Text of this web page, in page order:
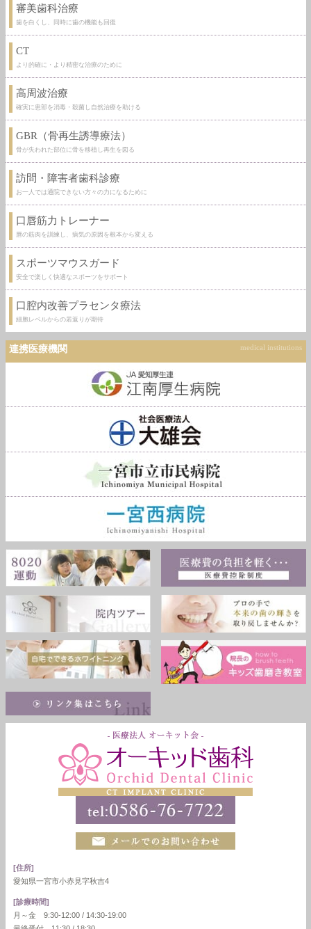
審美歯科治療
歯を白くし、同時に歯の機能も回復
CT
より的確に・より精密な治療のために
高周波治療
確実に患部を消毒・殺菌し自然治療を助ける
GBR（骨再生誘導療法）
骨が失われた部位に骨を移植し再生を図る
訪問・障害者歯科診療
お一人では通院できない方々の力になるために
口唇筋力トレーナー
唇の筋肉を訓練し、病気の原因を根本から変える
スポーツマウスガード
安全で楽しく快適なスポーツをサポート
口腔内改善プラセンタ療法
細胞レベルからの若返りが期待
連携医療機関 medical institutions
[住所]
愛知県一宮市小赤見字秋吉4
[診療時間]
月～金 9:30-12:00 / 14:30-19:00